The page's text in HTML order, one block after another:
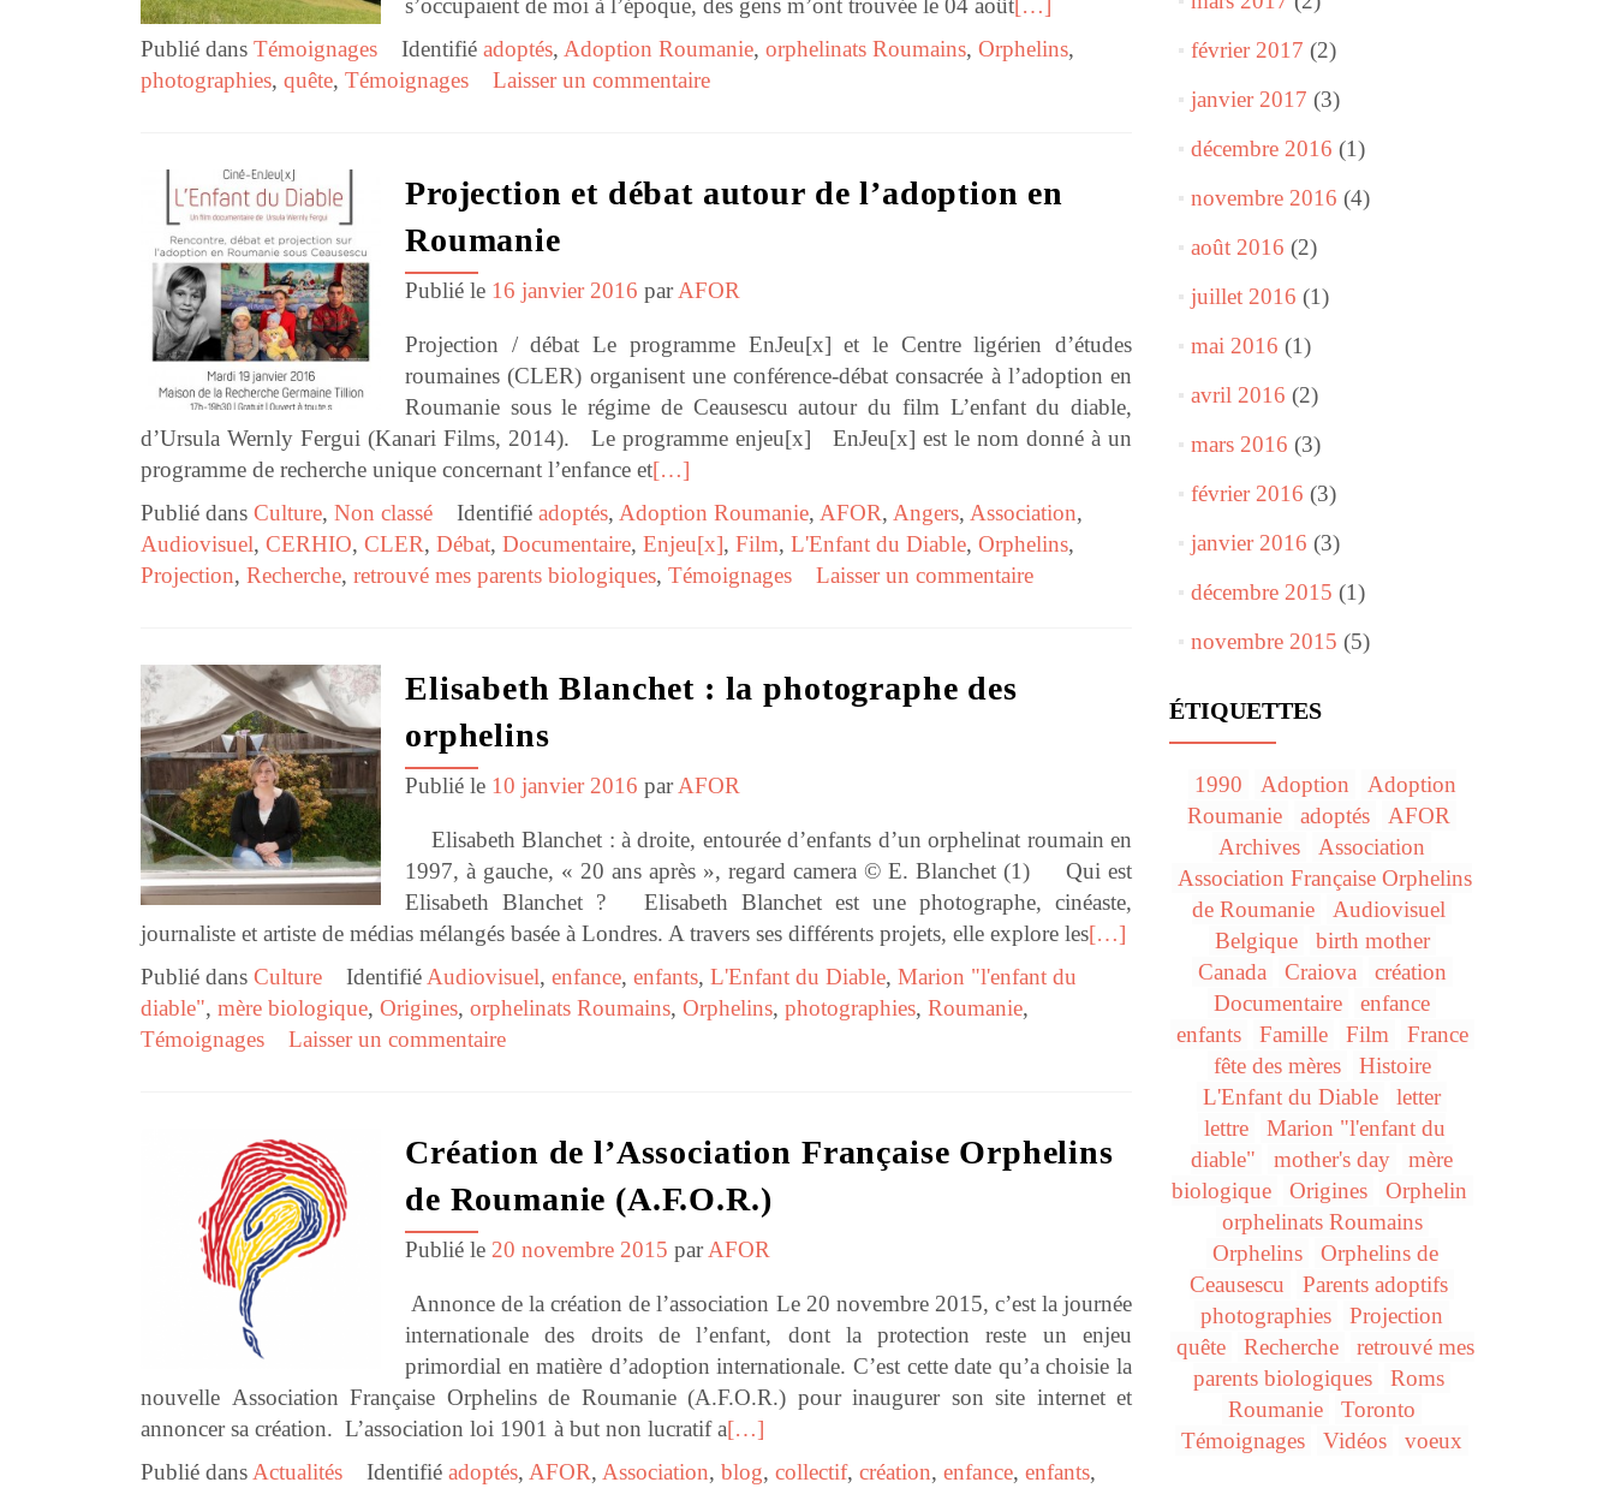
s’occupaient de moi à l’époque, des gens m’ont trouvée le 04 août[…]
Publié dans Témoignages Identifié adoptés, Adoption Roumanie, orphelinats Roumains, Orphelins,
photographies, quête, Témoignages Laisser un commentaire
Projection et débat autour de l’adoption en
Roumanie
Publié le 16 janvier 2016 parAFOR
Projection / débat Le programme EnJeu[x] et le Centre ligérien d’études
roumaines (CLER) organisent une conférence-débat consacrée à l’adoption en
Roumanie sous le régime de Ceausescu autour du film L’enfant du diable,
d’Ursula Wernly Fergui (Kanari Films, 2014). Le programme enjeu[x] EnJeu[x] est le nom donné à un
programme de recherche unique concernant l’enfance et[…]
Publié dans Culture, Non classé Identifié adoptés, Adoption Roumanie, AFOR, Angers, Association,
Audiovisuel, CERHIO, CLER, Débat, Documentaire, Enjeu[x], Film, L'Enfant du Diable, Orphelins,
Projection, Recherche, retrouvé mes parents biologiques, Témoignages Laisser un commentaire
Elisabeth Blanchet : la photographe des
orphelins
Publié le 10 janvier 2016 parAFOR
Elisabeth Blanchet : à droite, entourée d’enfants d’un orphelinat roumain en
1997, à gauche, « 20 ans après », regard camera © E. Blanchet (1) Qui est
Elisabeth Blanchet ? Elisabeth Blanchet est une photographe, cinéaste,
journaliste et artiste de médias mélangés basée à Londres. A travers ses différents projets, elle explore les[…]
Publié dans Culture Identifié Audiovisuel, enfance, enfants, L'Enfant du Diable, Marion "l'enfant du
diable", mère biologique, Origines, orphelinats Roumains, Orphelins, photographies, Roumanie,
Témoignages
Laisser un commentaire
Création de l’Association Française Orphelins
de Roumanie (A.F.O.R.)
Publié le 20 novembre 2015 parAFOR
Annonce de la création de l’association Le 20 novembre 2015, c’est la journée
internationale des droits de l’enfant, dont la protection reste un enjeu
primordial en matière d’adoption internationale. C’est cette date qu’a choisie la
nouvelle Association Française Orphelins de Roumanie (A.F.O.R.) pour inaugurer son site internet et
annoncer sa création. L’association loi 1901 à but non lucratif a[…]
Publié dans Actualités Identifié adoptés, AFOR, Association, blog, collectif, création, enfance, enfants,
février 2017 (2)
janvier 2017 (3)
décembre 2016 (1)
novembre 2016 (4)
août 2016 (2)
juillet 2016 (1)
mai 2016 (1)
avril 2016 (2)
mars 2016 (3)
février 2016 (3)
janvier 2016 (3)
décembre 2015 (1)
novembre 2015 (5)
ÉTIQUETTES
1990 Adoption
Adoption
Roumanie
adoptés
AFOR
Archives
Association
Association Française Orphelins
de Roumanie
Audiovisuel
Belgique
birth mother
Canada
Craiova
création
Documentaire
enfance
enfants
Famille Film
France
fête des mères
Histoire
L'Enfant du Diable
letter
lettre
Marion "l'enfant du
diable"
mother's day
mère
biologique
Origines
Orphelin
orphelinats Roumains
Orphelins
Orphelins de
Ceausescu
Parents adoptifs
photographies
Projection
quête
Recherche
retrouvé mes
parents biologiques
Roms
Roumanie
Toronto
Témoignages
Vidéos voeux